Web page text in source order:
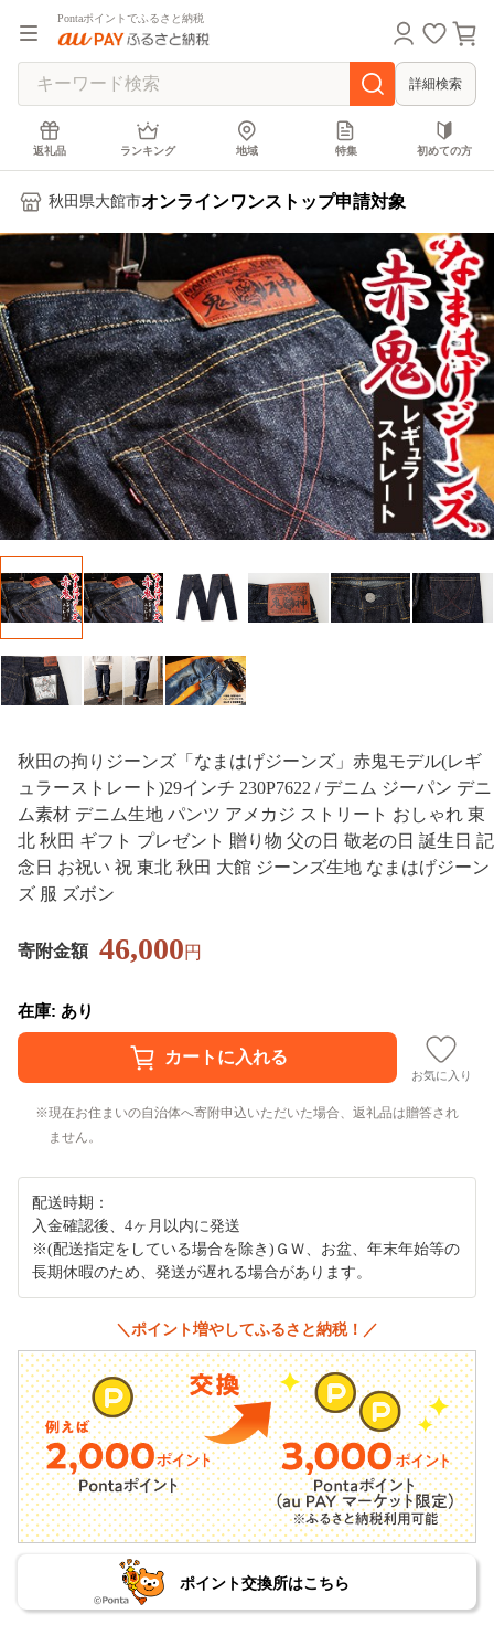
Pontaポイントでふるさと納税
詳細検索
返礼品 ランキング 地域 特集 初めての方
秋田県大館市オンラインワンストップ申請対象
秋田の拘りジーンズ「なまはげジーンズ」赤鬼モデル(レギ
ュラーストレート)29インチ 230P7622 / デニム ジーパン デニ
ム素材 デニム生地 パンツ アメカジ ストリート おしゃれ 東
北 秋田 ギフト プレゼント 贈り物 父の日 敬老の日 誕生日 記
念日 お祝い 祝 東北 秋田 大館 ジーンズ生地 なまはげジーン
ズ 服 ズボン
寄附金額 46,000円
在庫: あり
お気に入り
現在お住まいの自治体へ寄附申込いただいた場合、返礼品は贈答され
ません。
配送時期：
入金確認後、4ヶ月以内に発送
※(配送指定をしている場合を除き)ＧＷ、お盆、年末年始等の
長期休暇のため、発送が遅れる場合があります。
＼ポイント増やしてふるさと納税！／
ポイント交換所はこちら